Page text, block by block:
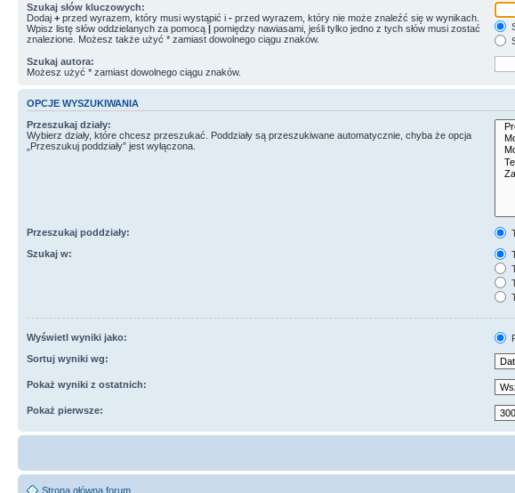
Szukaj słów kluczowych:
Dodaj + przed wyrazem, który musi wystąpić i - przed wyrazem, który nie może znaleźć się w wynikach.
Wpisz listę słów oddzielanych za pomocą | pomiędzy nawiasami, jeśli tylko jedno z tych słów musi zostać
znalezione. Możesz także użyć * zamiast dowolnego ciągu znaków.
Szukaj autora:
Możesz użyć * zamiast dowolnego ciągu znaków.
OPCJE WYSZUKIWANIA
Przeszukaj działy:
Wybierz działy, które chcesz przeszukać. Poddziały są przeszukiwane automatycznie, chyba że opcja
„Przeszukuj poddziały” jest wyłączona.
Przeszukaj poddziały:
Szukaj w:
Wyświetl wyniki jako:
Sortuj wyniki wg:
Pokaż wyniki z ostatnich:
Pokaż pierwsze:
Strona główna forum